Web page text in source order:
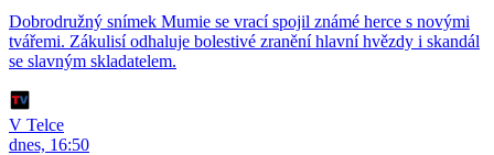
Dobrodružný snímek Mumie se vrací spojil známé herce s novými
tvářemi. Zákulisí odhaluje bolestivé zranění hlavní hvězdy i skandál
se slavným skladatelem.
V Telce
dnes, 16:50